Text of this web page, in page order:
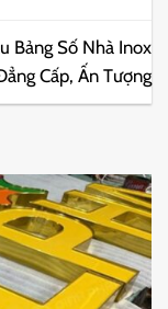
Bảng Số Nhà Inox
Cấp, Ấn Tượng